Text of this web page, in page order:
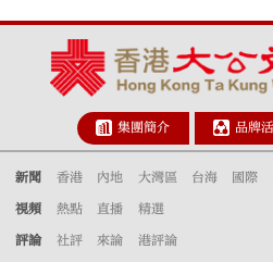
集團簡介 品牌
新聞 香港 內地 大灣區 台海 國際
視頻 熱點 直播 精選
評論 社評 來論 港評論